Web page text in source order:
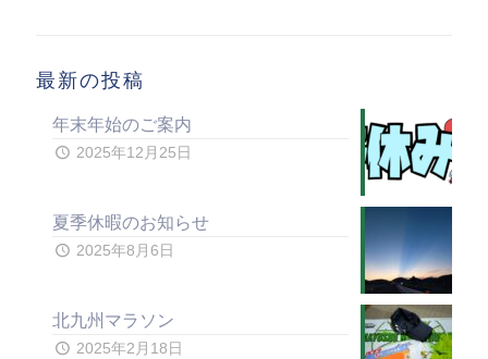
最新の投稿
年末年始のご案内
2025年12月25日
夏季休暇のお知らせ
2025年8月6日
北九州マラソン
2025年2月18日